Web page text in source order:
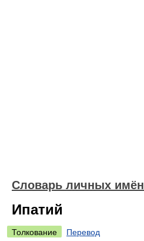
Словарь личных имён
Ипатий
Толкование
Перевод